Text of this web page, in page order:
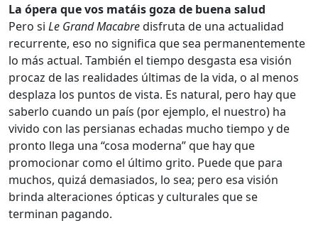
La ópera que vos matáis goza de buena salud
Pero si Le Grand Macabredisfruta de una actualidad
recurrente, eso no significa que sea permanentemente
lo más actual. También el tiempo desgasta esa visión
procaz de las realidades últimas de la vida, o al menos
desplaza los puntos de vista. Es natural, pero hay que
saberlo cuando un país (por ejemplo, el nuestro) ha
vivido con las persianas echadas mucho tiempo y de
pronto llega una “cosa moderna” que hay que
promocionar como el último grito. Puede que para
muchos, quizá demasiados, lo sea; pero esa visión
brinda alteraciones ópticas y culturales que se
terminan pagando.